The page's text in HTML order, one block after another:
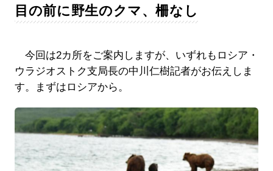
目の前に野生のクマ、柵なし
今回は2カ所をご案内しますが、いずれもロシア・
ウラジオストク支局長の中川仁樹記者がお伝えしま
す。まずはロシアから。